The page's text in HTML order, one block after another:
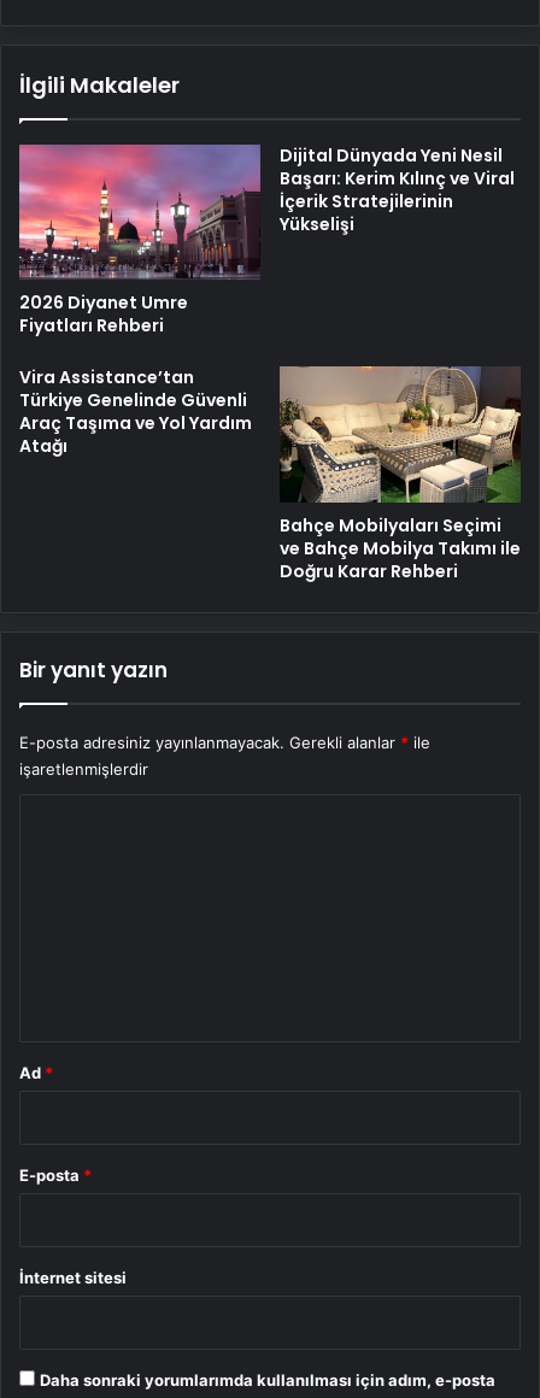
İlgili Makaleler
2026 Diyanet Umre
Fiyatları Rehberi
Dijital Dünyada Yeni Nesil
Başarı: Kerim Kılınç ve Viral
İçerik Stratejilerinin
Yükselişi
Vira Assistance’tan
Türkiye Genelinde Güvenli
Araç Taşıma ve Yol Yardım
Atağı
Bahçe Mobilyaları Seçimi
ve Bahçe Mobilya Takımı ile
Doğru Karar Rehberi
Bir yanıt yazın
E-posta adresiniz yayınlanmayacak. Gerekli alanlar * ile
işaretlenmişlerdir
Ad *
E-posta *
İnternet sitesi
Daha sonraki yorumlarımda kullanılması için adım, e-posta